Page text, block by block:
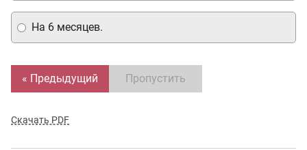
На 6 месяцев.
« Предыдущий Пропустить
Скачать PDF